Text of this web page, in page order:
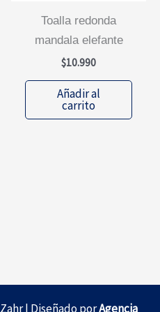
toalla redonda
mandala elefante
$10.990
Añadir al
carrito
| Diseñado porAgencia